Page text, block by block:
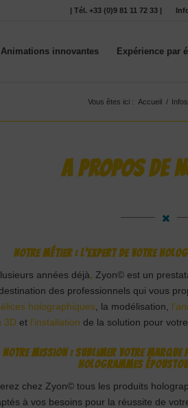
| Tél. +33 (0)9 81 11 72 33 |
Animations innovantes Expérience par
Vous êtes ici : Accueil /
A PROPOS DE
Notre métier : l’expert de votre
années déjà, Zyon© est un
des professionnels qui vous
holographiques , la modélisation,
3D et l’installation de la solution pour
Notre mission : sublimer votre marque
hologrammes
chez Zyon© tous les produits
à vos besoins pour la réussite de